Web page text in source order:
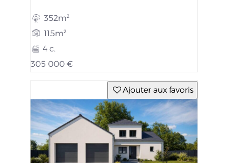
352m²
115m²
4 c.
305 000 €
Ajouter aux favoris